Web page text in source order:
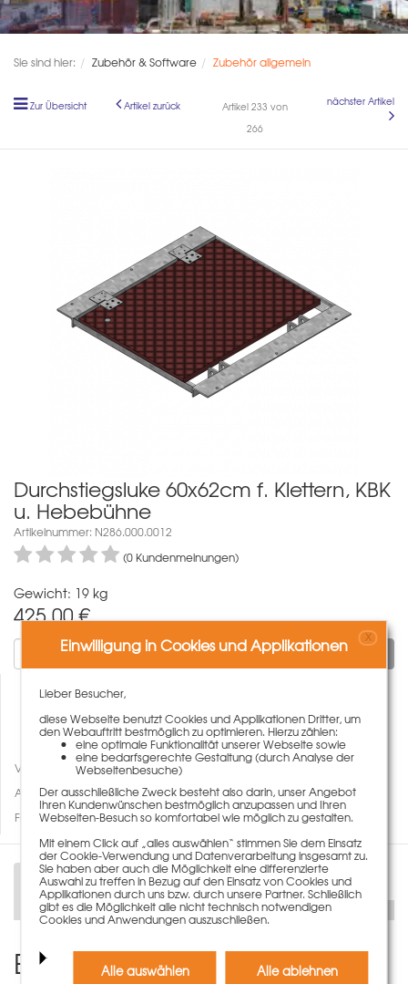
Sie sind hier: Zubehör & Software Zubehör allgemein
Zur Übersicht Artikel zurück
Artikel 233 von
266
nächster Artikel
Durchstiegsluke 60x62cm f. Klettern, KBK
u. Hebebühne
Artikelnummer: N286.000.0012
(0 Kundenmeinungen)
Gewicht: 19 kg
425,00€
In den Warenkorb
Vergleichen
Auf den Merkzettel
Fragen zum Artikel
Beschreibung
Einen Kommentar schreiben
Einwilligung in Cookies und Applikationen X
Lieber Besucher,
diese Webseite benutzt Cookies und Applikationen Dritter, um
den Webauftritt bestmöglich zu optimieren. Hierzu zählen:
eine optimale Funktionalität unserer Webseite sowie
eine bedarfsgerechte Gestaltung (durch Analyse der
Webseitenbesuche)
Der ausschließliche Zweck besteht also darin, unser Angebot
Ihren Kundenwünschen bestmöglich anzupassen und Ihren
Webseiten-Besuch so komfortabel wie möglich zu gestalten.
Mit einem Click auf „alles auswählen“ stimmen Sie dem Einsatz
der Cookie-Verwendung und Datenverarbeitung insgesamt zu.
Sie haben aber auch die Möglichkeit eine differenzierte
Auswahl zu treffen in Bezug auf den Einsatz von Cookies und
Applikationen durch uns bzw. durch unsere Partner. Schließlich
gibt es die Möglichkeit alle nicht technisch notwendigen
Cookies und Anwendungen auszuschließen.
Alle auswählen Alle ablehnen